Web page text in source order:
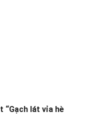
“Gạch lát vỉa hè